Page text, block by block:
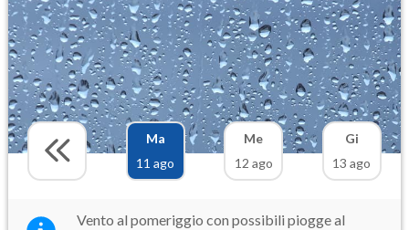
Ma
11 ago
Me
12 ago
Gi
13 ago
Vento al pomeriggio con possibili piogge al